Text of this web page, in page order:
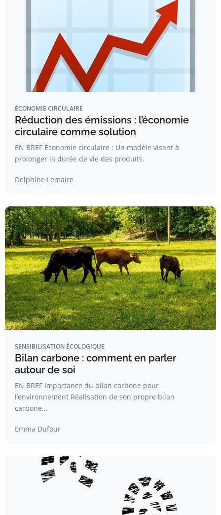
ÉCONOMIE CIRCULAIRE
Réduction des émissions : l’économie
circulaire comme solution
EN BREF Économie circulaire : Un modèle visant à
prolonger la durée de vie des produits.
Delphine Lemaire
SENSIBILISATION ÉCOLOGIQUE
Bilan carbone : comment en parler
autour de soi
EN BREF Importance du bilan carbone pour
l’environnement Réalisation de son propre bilan
carbone…
Emma Dufour